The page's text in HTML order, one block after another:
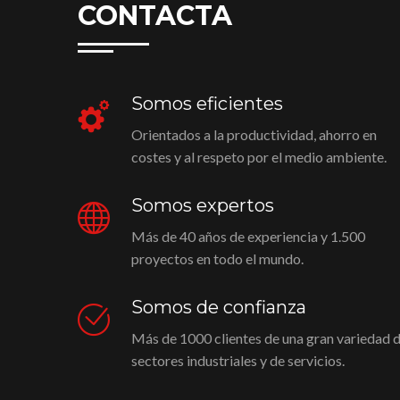
CONTACTA
Somos eficientes
Orientados a la productividad, ahorro en
costes y al respeto por el medio ambiente.
Somos expertos
Más de 40 años de experiencia y 1.500
proyectos en todo el mundo.
Somos de confianza
Más de 1000 clientes de una gran variedad
sectores industriales y de servicios.